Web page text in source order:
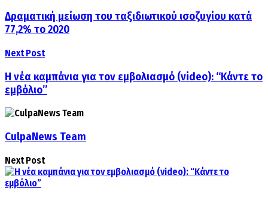
Δραματική μείωση του ταξιδιωτικού ισοζυγίου κατά
77,2% το 2020
Next Post
Η νέα καμπάνια για τον εμβολιασμό (video): “Κάντε το
εμβόλιο”
CulpaNews Team
Next Post